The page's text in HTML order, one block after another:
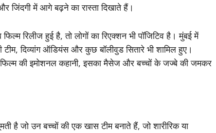
जिंदगी में आगे बढ़ने का रास्ता दिखाते हैं।
रिलीज हुई है, तो लोगों का रिएक्शन भी पॉजिटिव है। मुंबई में
दिव्यांग ऑडियंस और कुछ बॉलीवुड सितारे भी शामिल हुए।
की इमोशनल कहानी, इसका मैसेज और बच्चों के जज्बे की जमकर
है जो उन बच्चों की एक खास टीम बनाते हैं, जो शारीरिक या